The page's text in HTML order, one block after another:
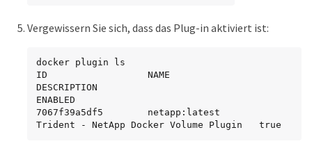
Vergewissern Sie sich, dass das Plug-in aktiviert ist:
docker plugin ls
ID                  NAME
DESCRIPTION
ENABLED
7067f39a5df5        netapp:latest
Trident - NetApp Docker Volume Plugin   true